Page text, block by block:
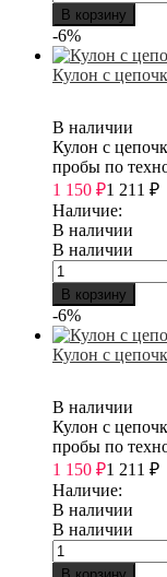
В корзину
-6%
Кулон с
В наличии
Кулон с
пробы по
1 150 ₽1 211 ₽
Наличие:
В наличии
В наличии
В корзину
-6%
Кулон с
В наличии
Кулон с
пробы по
1 150 ₽1 211 ₽
Наличие:
В наличии
В наличии